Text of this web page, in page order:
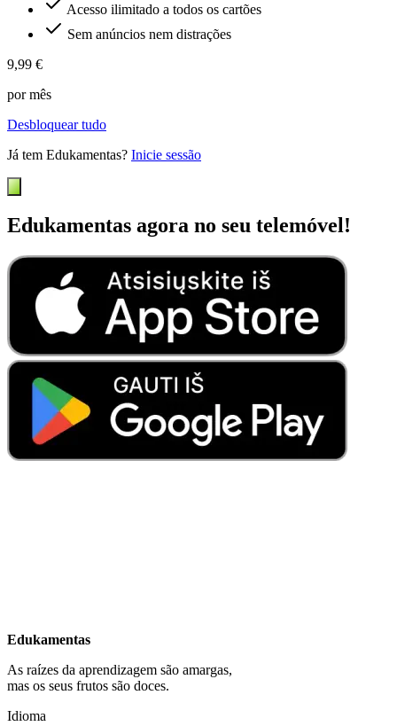
Acesso ilimitado a todos os cartões
Sem anúncios nem distrações
9,99 €
por mês
Desbloquear tudo
Já tem Edukamentas? Inicie sessão
Edukamentas agora no seu telemóvel!
Edukamentas
As raízes da aprendizagem são amargas,
mas os seus frutos são doces.
Idioma